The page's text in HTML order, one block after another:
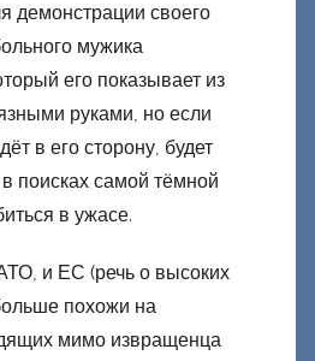
демонстрации своего
мужика
его показывает из
руками, но если
в его сторону, будет
поисках самой тёмной
в ужасе.
и ЕС (речь о высоких
похожи на
мимо извращенца